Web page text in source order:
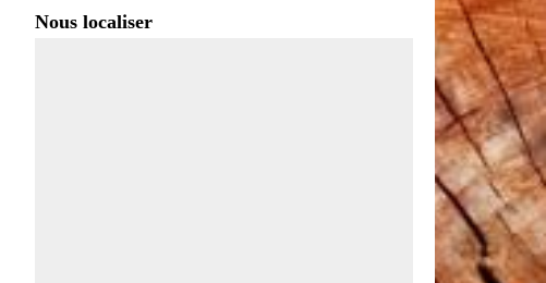
Nous localiser